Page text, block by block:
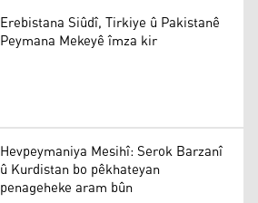
Erebistana Siûdî, Tirkiye û Pakistanê
Peymana Mekeyê îmza kir
Hevpeymaniya Mesihî: Serok Barzanî
û Kurdistan bo pêkhateyan
penageheke aram bûn